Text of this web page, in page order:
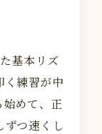
基本リズ
く練習が中
めて、正
ずつ速くし